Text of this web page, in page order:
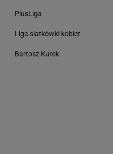
PlusLiga
Liga siatkówki kobiet
Bartosz Kurek